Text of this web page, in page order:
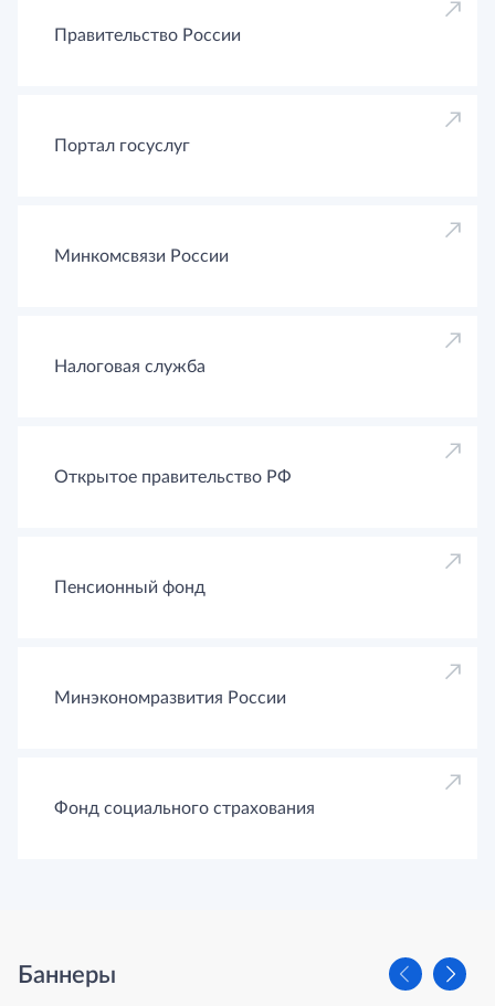
Правительство России
Портал госуслуг
Минкомсвязи России
Налоговая служба
Открытое правительство РФ
Пенсионный фонд
Минэкономразвития России
Фонд социального страхования
Баннеры